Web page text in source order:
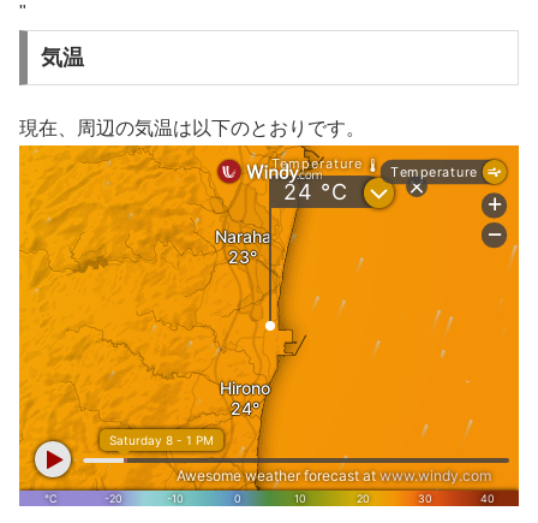
"
気温
現在、周辺の気温は以下のとおりです。